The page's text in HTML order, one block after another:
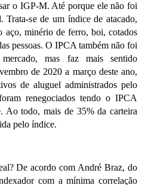
o IGP-M. Até porque ele não foi
Trata-se de um índice de atacado,
aço, minério de ferro, boi, cotados
pessoas. O IPCA também não foi
mas faz mais sentido
de 2020 a março deste ano,
de aluguel administrados pelo
renegociados tendo o IPCA
Ao todo, mais de 35% da carteira
pelo índice.
De acordo com André Braz, do
com a mínima correlação